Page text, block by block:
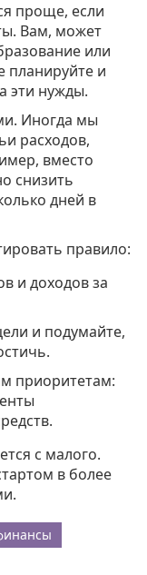
проще, если
Вам, может
или
планируйте и
эти нужды.
Иногда мы
расходов,
вместо
снизить
дней в
правило:
и доходов за
и подумайте,
приоритетам:
с малого.
в более